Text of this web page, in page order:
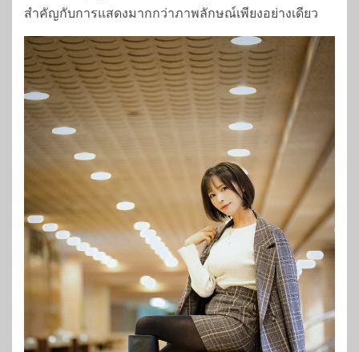
สำคัญกับการแสดงมากกว่าภาพลักษณ์เพียงอย่างเดียว